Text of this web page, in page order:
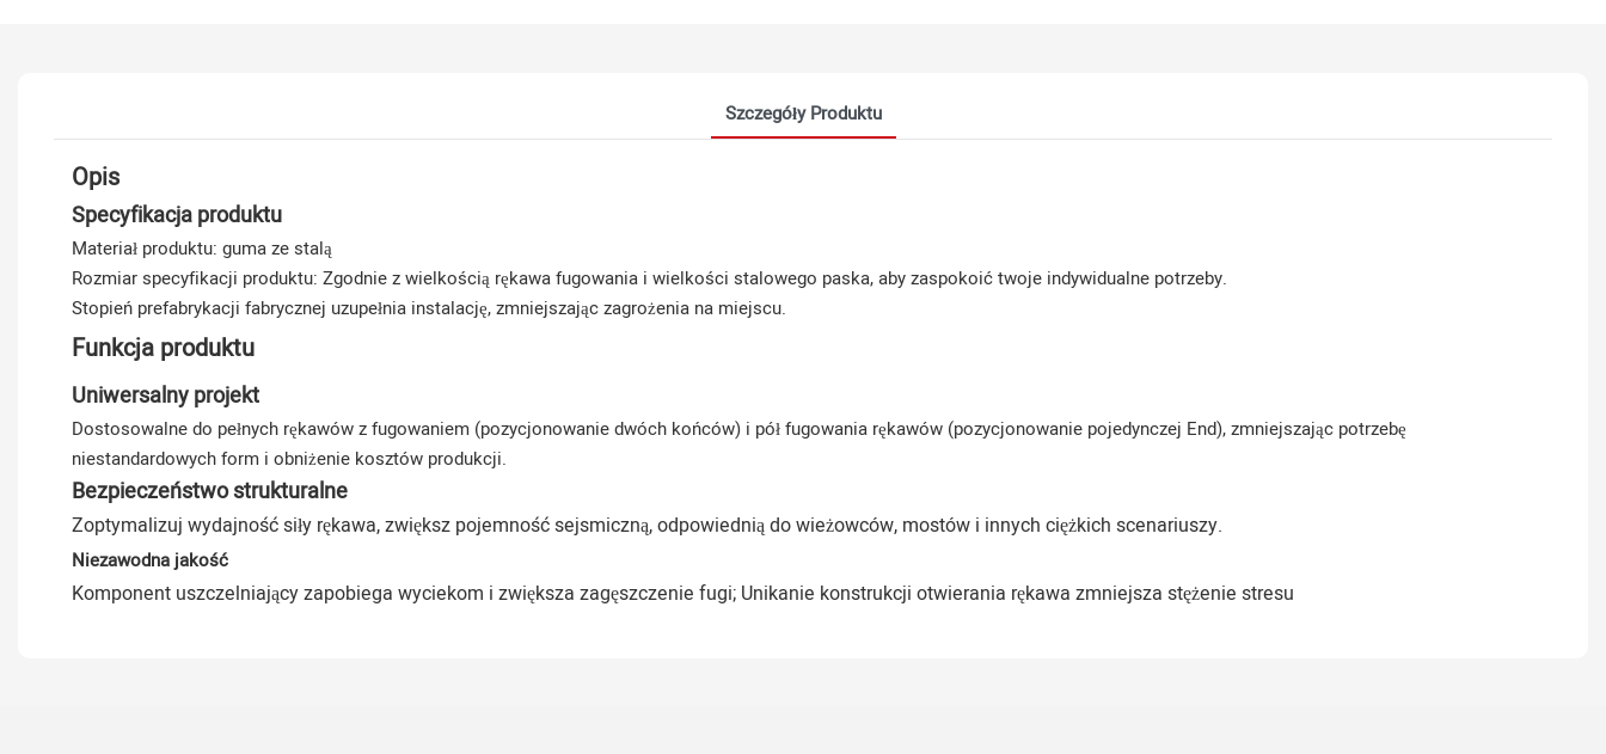
Szczegóły Produktu
Opis
Specyfikacja produktu
Materiał produktu: guma ze stalą
Rozmiar specyfikacji produktu: Zgodnie z wielkością rękawa fugowania i wielkości stalowego paska, aby zaspokoić twoje indywidualne potrzeby.
Stopień prefabrykacji fabrycznej uzupełnia instalację, zmniejszając zagrożenia na miejscu.
Funkcja produktu
Uniwersalny projekt
Dostosowalne do pełnych rękawów z fugowaniem (pozycjonowanie dwóch końców) i pół fugowania rękawów (pozycjonowanie pojedynczej End), zmniejszając potrzebę
niestandardowych form i obniżenie kosztów produkcji.
Bezpieczeństwo strukturalne
Zoptymalizuj wydajność siły rękawa, zwiększ pojemność sejsmiczną, odpowiednią do wieżowców, mostów i innych ciężkich scenariuszy.
Niezawodna jakość
Komponent uszczelniający zapobiega wyciekom i zwiększa zagęszczenie fugi; Unikanie konstrukcji otwierania rękawa zmniejsza stężenie stresu